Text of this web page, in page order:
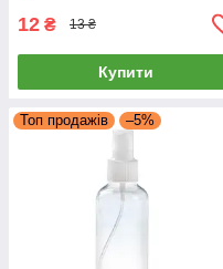
12 ₴ 13 ₴
Купити
Топ продажів –5%